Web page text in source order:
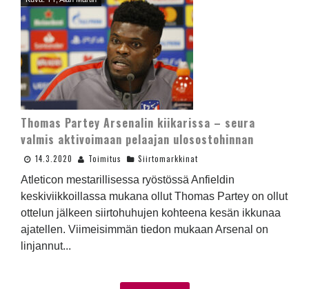
Thomas Partey Arsenalin kiikarissa – seura
valmis aktivoimaan pelaajan ulosostohinnan
14.3.2020 Toimitus Siirtomarkkinat
Atleticon mestarillisessa ryöstössä Anfieldin
keskiviikkoillassa mukana ollut Thomas Partey on ollut
ottelun jälkeen siirtohuhujen kohteena kesän ikkunaa
ajatellen. Viimeisimmän tiedon mukaan Arsenal on
linjannut...